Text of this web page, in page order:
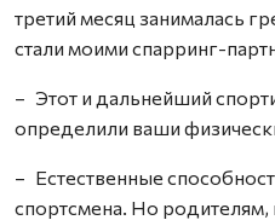
третий месяц занималась
стали моими спарринг-
– Этот и дальнейший
определили ваши
– Естественные
спортсмена. Но родителям,